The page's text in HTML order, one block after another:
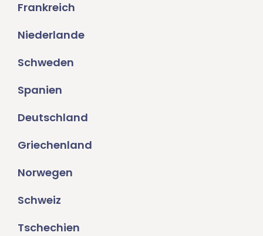
Frankreich
Niederlande
Schweden
Spanien
Deutschland
Griechenland
Norwegen
Schweiz
Tschechien